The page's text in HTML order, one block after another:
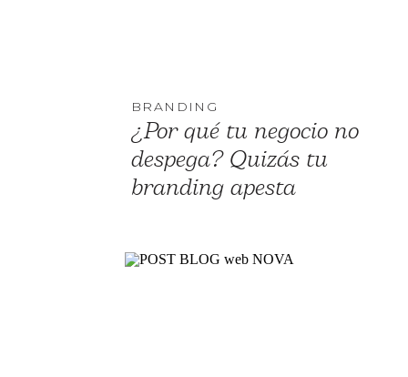
BRANDING
¿Por qué tu negocio no
despega? Quizás tu
branding apesta